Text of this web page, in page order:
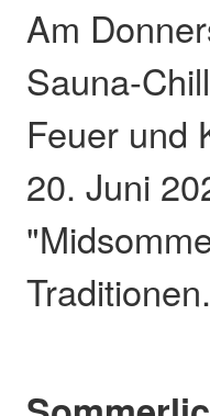
Am
Sauna-
Feuer und
20. Juni
Traditionen.